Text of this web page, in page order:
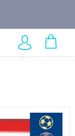
Huggies